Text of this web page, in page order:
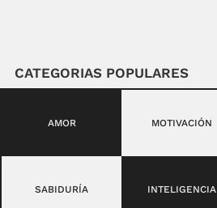
CATEGORIAS POPULARES
AMOR MOTIVACIÓN
SABIDURÍA INTELIGENCIA